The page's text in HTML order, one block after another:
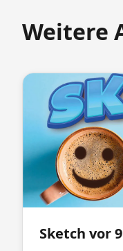
Weitere
Sketch vor